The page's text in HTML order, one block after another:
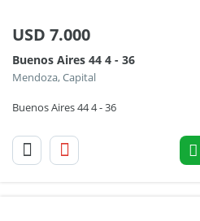
USD 7.000
Buenos Aires 44 4 - 36
Mendoza, Capital
Buenos Aires 44 4 - 36